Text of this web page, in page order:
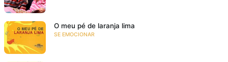
O meu pé de laranja lima
SE EMOCIONAR